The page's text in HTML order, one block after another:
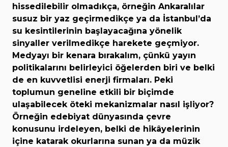
hissedilebilir olmadıkça, örneğin Ankaralılar
susuz bir yaz geçirmedikçe ya da İstanbul’da
su kesintilerinin başlayacağına yönelik
sinyaller verilmedikçe harekete geçmiyor.
Medyayı bir kenara bırakalım, çünkü yayın
politikalarını belirleyici öğelerden biri ve belki
de en kuvvetlisi enerji firmaları. Peki
toplumun geneline etkili bir biçimde
ulaşabilecek öteki mekanizmalar nasıl işliyor?
Örneğin edebiyat dünyasında çevre
konusunu irdeleyen, belki de hikâyelerinin
içine katarak okurlarına sunan ya da müzik